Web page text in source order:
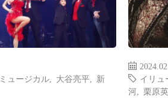
ミュージカル 大谷亮平
新
イリュ
河 ,栗原